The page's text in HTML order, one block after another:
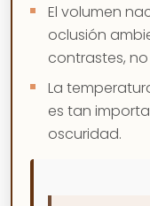
El volumen
oclusión
contrastes,
La
es tan
oscuridad.